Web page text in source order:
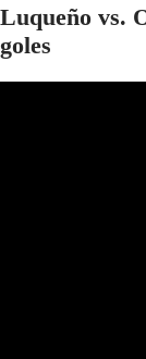
Luqueño vs.
goles